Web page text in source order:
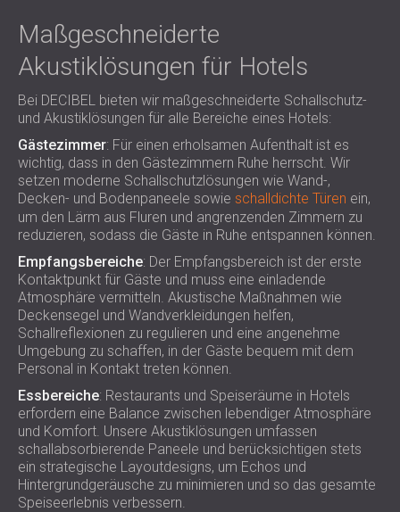
Maßgeschneiderte
Akustiklösungen für Hotels
Bei DECIBEL bieten wir maßgeschneiderte Schallschutz-
und Akustiklösungen für alle Bereiche eines Hotels:
Gästezimmer: Für einen erholsamen Aufenthalt ist es
wichtig, dass in den Gästezimmern Ruhe herrscht. Wir
setzen moderne Schallschutzlösungen wie Wand-,
Decken- und Bodenpaneele sowie schalldichte Türen ein,
um den Lärm aus Fluren und angrenzenden Zimmern zu
reduzieren, sodass die Gäste in Ruhe entspannen können.
Empfangsbereiche: Der Empfangsbereich ist der erste
Kontaktpunkt für Gäste und muss eine einladende
Atmosphäre vermitteln. Akustische Maßnahmen wie
Deckensegel und Wandverkleidungen helfen,
Schallreflexionen zu regulieren und eine angenehme
Umgebung zu schaffen, in der Gäste bequem mit dem
Personal in Kontakt treten können.
Essbereiche: Restaurants und Speiseräume in Hotels
erfordern eine Balance zwischen lebendiger Atmosphäre
und Komfort. Unsere Akustiklösungen umfassen
schallabsorbierende Paneele und berücksichtigen stets
ein strategische Layoutdesigns, um Echos und
Hintergrundgeräusche zu minimieren und so das gesamte
Speiseerlebnis verbessern.